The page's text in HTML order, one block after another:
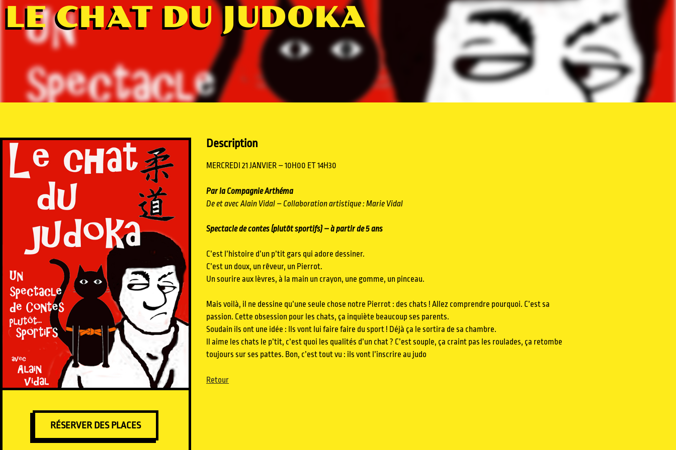
LE CHAT DU JUDOKA
RÉSERVER DES PLACES
Description
MERCREDI 21 JANVIER – 10H00 ET 14H30
Par la CompagnieArthéma
De et avec Alain Vidal – Collaboration artistique : Marie Vidal
Spectacle de contes (plutôt sportifs) – à partir de 5 ans
C’est l’histoire d’un p’tit gars qui adore dessiner.
C’est un doux, un rêveur, un Pierrot.
Un sourire aux lèvres, à la main un crayon, une gomme, un pinceau.
Mais voilà, il ne dessine qu’une seule chose notre Pierrot : des chats ! Allez comprendre pourquoi. C’est sa
passion. Cette obsession pour les chats, ça inquiète beaucoup ses parents.
Soudain ils ont une idée : Ils vont lui faire faire du sport ! Déjà ça le sortira de sa chambre.
Il aime les chats le p’tit, c’est quoi les qualités d’un chat ? C’est souple, ça craint pas les roulades, ça retombe
toujours sur ses pattes. Bon, c’est tout vu : ils vont l’inscrire au judo
Retour